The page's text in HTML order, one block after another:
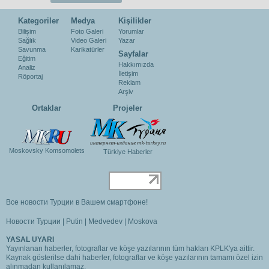
Kategoriler
Bilişim
Sağlık
Savunma
Eğitim
Analiz
Röportaj
Medya
Foto Galeri
Video Galeri
Karikatürler
Kişilikler
Yorumlar
Yazar
Sayfalar
Hakkımızda
İletişim
Reklam
Arşiv
Ortaklar
Moskovsky Komsomolets
Projeler
Türkiye Haberler
Все новости Турции в Вашем смартфоне!
Новости Турции Putin Medvedev Moskova
YASAL UYARI
Yayınlanan haberler, fotograflar ve köşe yazılarının tüm hakları KPLK'ya aittir.
Kaynak gösterilse dahi haberler, fotograflar ve köşe yazılarının tamamı özel izin
alınmadan kullanılamaz.